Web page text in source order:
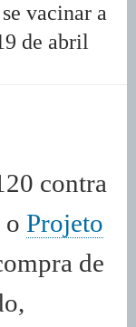
vacinar a
de abril
contra
o Projeto
de